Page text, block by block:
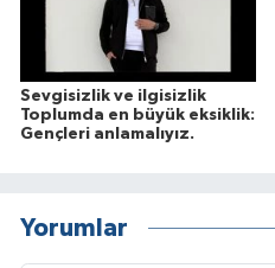
Sevgisizlik ve ilgisizlik
Toplumda en büyük eksiklik:
Gençleri anlamalıyız.
Yorumlar